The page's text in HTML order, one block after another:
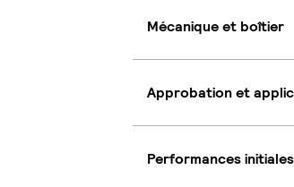
Mécanique et boîtier
Approbation et
Performances initiales